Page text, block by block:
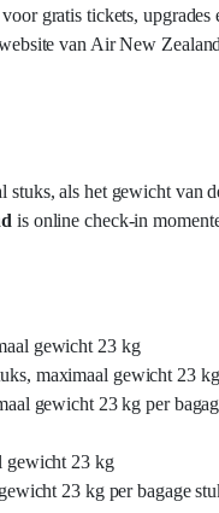
gratis tickets,
van Air New
stuks, als het gewicht van
is online check-in
gewicht 23 kg
maximaal gewicht 23
gewicht 23 kg per
gewicht 23 kg
23 kg per bagage